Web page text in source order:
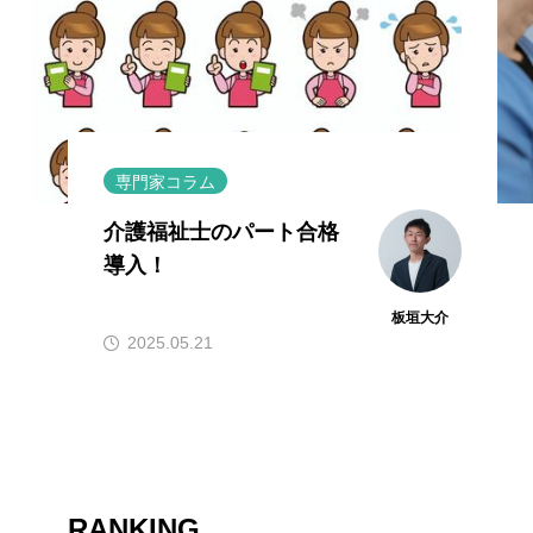
専門家コラム
介護福祉士のパート合格
導入！
板垣大介
2025.05.21